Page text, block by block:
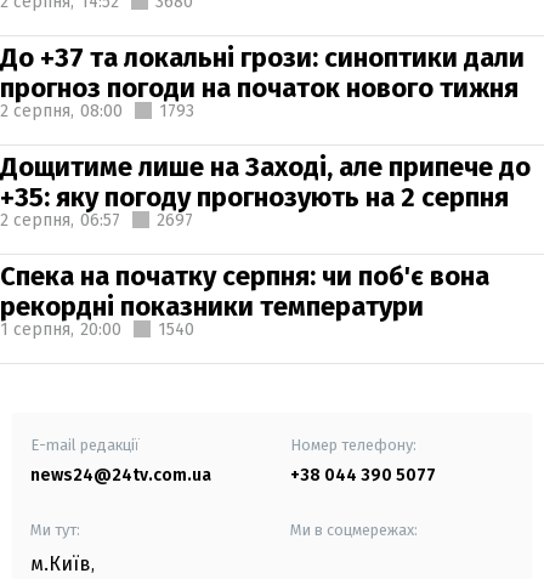
До +37 та локальні грози: синоптики дали
прогноз погоди на початок нового тижня
2 серпня, 08:00 1793
Дощитиме лише на Заході, але припече до
+35: яку погоду прогнозують на 2 серпня
2 серпня, 06:57 2697
Спека на початку серпня: чи поб'є вона
рекордні показники температури
1 серпня, 20:00 1540
E-mail редакції
news24@24tv.com.ua
Номер телефону:
+38 044 390 5077
Ми тут:
м.Київ,
Ми в соцмережах: